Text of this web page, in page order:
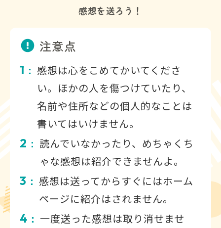
感想を送ろう！
注意点
1 ： 感想は心をこめてかいてくださ
い。ほかの人を傷つけていたり、
名前や住所などの個人的なことは
書いてはいけません。
2 ： 読んでいなかったり、めちゃくち
ゃな感想は紹介できませんよ。
3 ： 感想は送ってからすぐにはホーム
ページに紹介はされません。
4 ： 一度送った感想は取り消せませ